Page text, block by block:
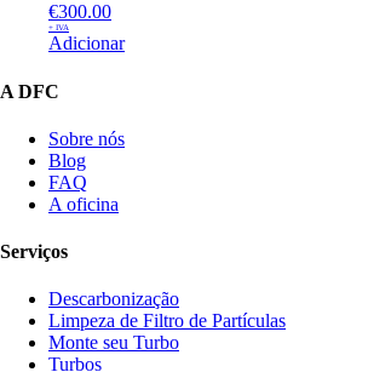
€300.00
+ IVA
Adicionar
A DFC
Sobre nós
Blog
FAQ
A oficina
Serviços
Descarbonização
Limpeza de Filtro de Partículas
Monte seu Turbo
Turbos